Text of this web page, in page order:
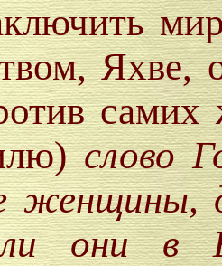
Яхве,
самих
слово
женщины,
они в